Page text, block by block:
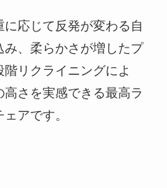
応じて反発が変わる自
、柔らかさが増したプ
リクライニングによ
さを実感できる最高ラ
アです。